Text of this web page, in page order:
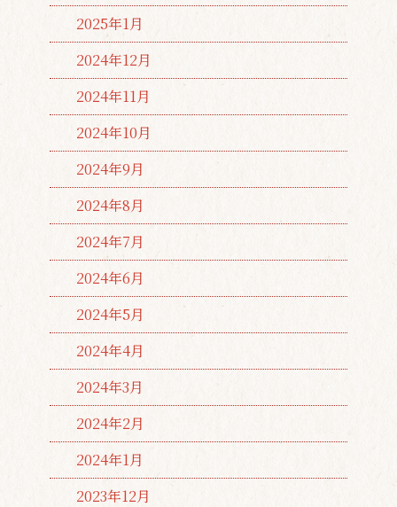
2025年1月
2024年12月
2024年11月
2024年10月
2024年9月
2024年8月
2024年7月
2024年6月
2024年5月
2024年4月
2024年3月
2024年2月
2024年1月
2023年12月